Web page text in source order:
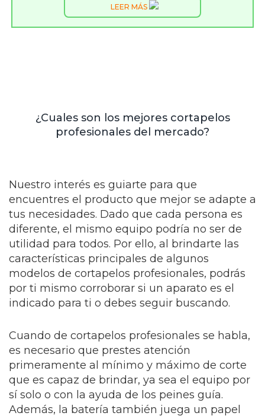
LEER MÁS
¿Cuales son los mejores cortapelos
profesionales del mercado?
Nuestro interés es guiarte para que
encuentres el producto que mejor se adapte a
tus necesidades. Dado que cada persona es
diferente, el mismo equipo podría no ser de
utilidad para todos. Por ello, al brindarte las
características principales de algunos
modelos de cortapelos profesionales, podrás
por ti mismo corroborar si un aparato es el
indicado para ti o debes seguir buscando.
Cuando de cortapelos profesionales se habla,
es necesario que prestes atención
primeramente al mínimo y máximo de corte
que es capaz de brindar, ya sea el equipo por
sí solo o con la ayuda de los peines guía.
Además, la batería también juega un papel